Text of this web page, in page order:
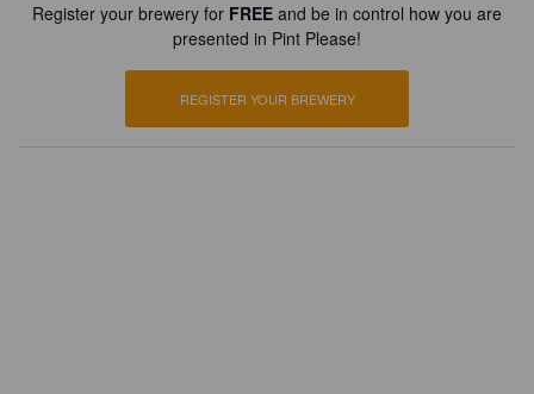
Register your brewery for FREE and be in control how you are
presented in Pint Please!
REGISTER YOUR BREWERY